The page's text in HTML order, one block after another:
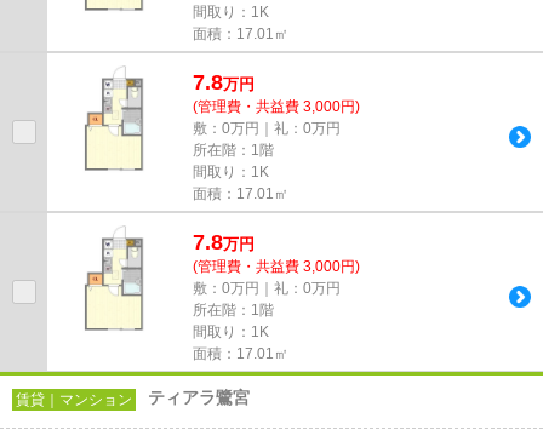
間取り：1K
面積：17.01㎡
7.8万円
(管理費・共益費 3,000円)
敷：0万円｜礼：0万円
所在階：1階
間取り：1K
面積：17.01㎡
7.8万円
(管理費・共益費 3,000円)
敷：0万円｜礼：0万円
所在階：1階
間取り：1K
面積：17.01㎡
賃貸｜マンション ティアラ鷺宮